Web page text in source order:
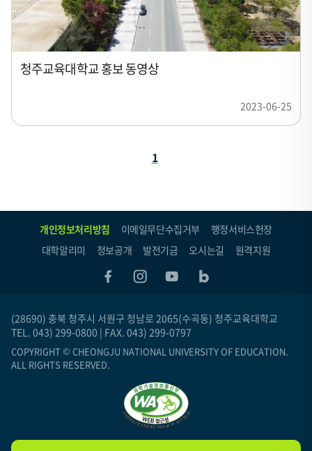
청주교육대학교 홍보 동영상
2023-06-25
1
재
개인정보처리방침 이메일무단수집거부
행정서비스헌장
대학알리미
정보공개 발전기금 오시는길 원격지원
(28690) 충북 청주시 서원구 청남로 2065(수곡동) 청주교육대학교
TEL. 043) 299-0800 | FAX. 043) 299-0797
COPYRIGHT © CHEONGJU NATIONAL UNIVERSITY OF EDUCATION.
ALL RIGHTS RESERVED.